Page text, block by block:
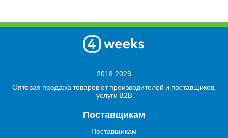
2018-2023
Оптовая продажа товаров от производителей и поставщиков,
услуги B2B
Поставщикам
Поставщикам